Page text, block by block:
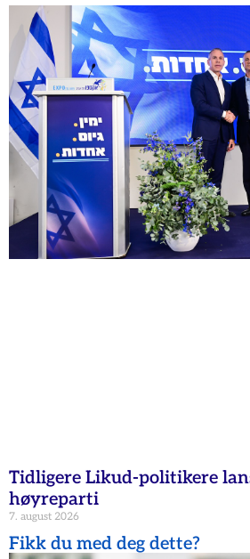
Tidligere Likud-politikere
høyreparti
7. august 2026
Fikk du med deg dette?